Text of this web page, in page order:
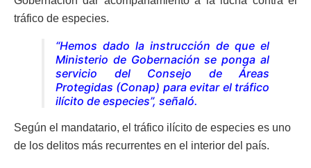
tráfico de especies.
“Hemos dado la instrucción de que el
Ministerio de Gobernación se ponga al
servicio del Consejo de Áreas
Protegidas (Conap) para evitar el tráfico
ilícito de especies”, señaló.
Según el mandatario, el tráfico ilícito de especies es uno
de los delitos más recurrentes en el interior del país.